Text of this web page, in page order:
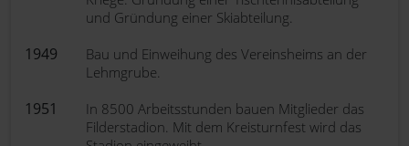
und Gründung einer Skiabteilung.
1949
Bau und Einweihung des Vereinsheims an der
Lehmgrube.
1951
In 8500 Arbeitsstunden bauen Mitglieder das
Filderstadion. Mit dem Kreisturnfest wird das